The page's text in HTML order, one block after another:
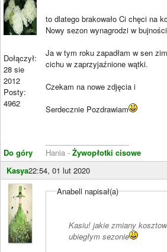
Dołączył:
28 sie
2012
Posty:
4962
Do góry
to dlatego brakowało Ci chęci na
Nowy sezon wynagrodzi w
Ja w tym roku zapadłam w sen
cichu w zaprzyjaźnione wątki.
Czekam na nowe zdjęcia i
Serdecznie Pozdrawiam
Hania - Żywopłotki cisowe
Kasya22:54, 01 lut 2020
Anabell napisał(a)
Kasiu! jakie zmiany kosztowne nastąpiły w
ubiegłym sezonie